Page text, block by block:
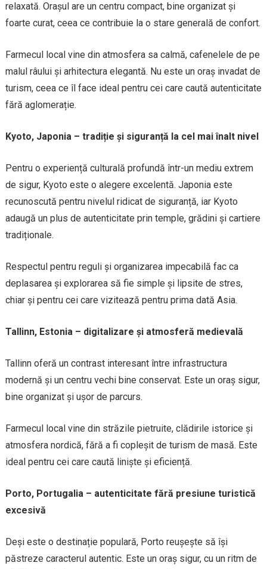
relaxată. Orașul are un centru compact, bine organizat și
foarte curat, ceea ce contribuie la o stare generală de confort.
Farmecul local vine din atmosfera sa calmă, cafenelele de pe
malul râului și arhitectura elegantă. Nu este un oraș invadat de
turism, ceea ce îl face ideal pentru cei care caută autenticitate
fără aglomerație.
Kyoto, Japonia – tradiție și siguranță la cel mai înalt nivel
Pentru o experiență culturală profundă într-un mediu extrem
de sigur, Kyoto este o alegere excelentă. Japonia este
recunoscută pentru nivelul ridicat de siguranță, iar Kyoto
adaugă un plus de autenticitate prin temple, grădini și cartiere
tradiționale.
Respectul pentru reguli și organizarea impecabilă fac ca
deplasarea și explorarea să fie simple și lipsite de stres,
chiar și pentru cei care vizitează pentru prima dată Asia.
Tallinn, Estonia – digitalizare și atmosferă medievală
Tallinn oferă un contrast interesant între infrastructura
modernă și un centru vechi bine conservat. Este un oraș sigur,
bine organizat și ușor de parcurs.
Farmecul local vine din străzile pietruite, clădirile istorice și
atmosfera nordică, fără a fi copleșit de turism de masă. Este
ideal pentru cei care caută liniște și eficiență.
Porto, Portugalia – autenticitate fără presiune turistică
excesivă
Deși este o destinație populară, Porto reușește să își
păstreze caracterul autentic. Este un oraș sigur, cu un ritm de